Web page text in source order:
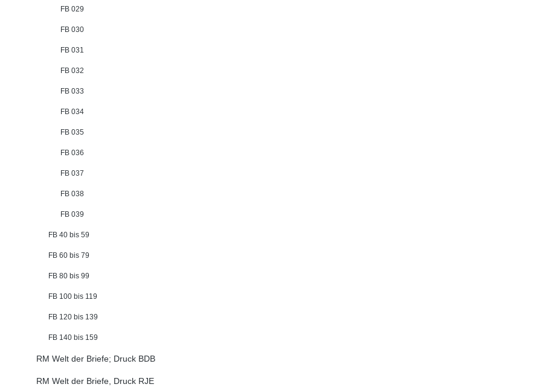
FB 029
FB 030
FB 031
FB 032
FB 033
FB 034
FB 035
FB 036
FB 037
FB 038
FB 039
FB 40 bis 59
FB 60 bis 79
FB 80 bis 99
FB 100 bis 119
FB 120 bis 139
FB 140 bis 159
RM Welt der Briefe; Druck BDB
RM Welt der Briefe, Druck RJE